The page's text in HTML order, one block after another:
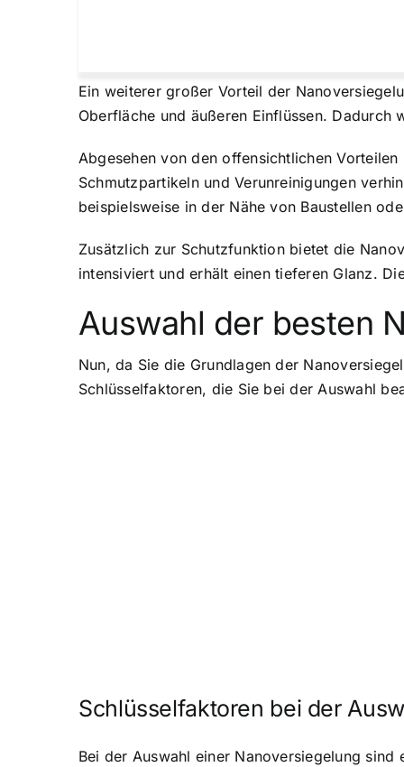
Ein weiterer großer Vorteil der
Oberfläche und äußeren Einflüssen.
Abgesehen von den offensichtlichen
Schmutzpartikeln und Verunreinigungen
beispielsweise in der Nähe von Baustellen
Zusätzlich zur Schutzfunktion bietet die
intensiviert und erhält einen tieferen Glanz.
Auswahl der besten
Nun, da Sie die Grundlagen der
Schlüsselfaktoren, die Sie bei der Auswahl
Schlüsselfaktoren bei der
Bei der Auswahl einer Nanoversiegelung